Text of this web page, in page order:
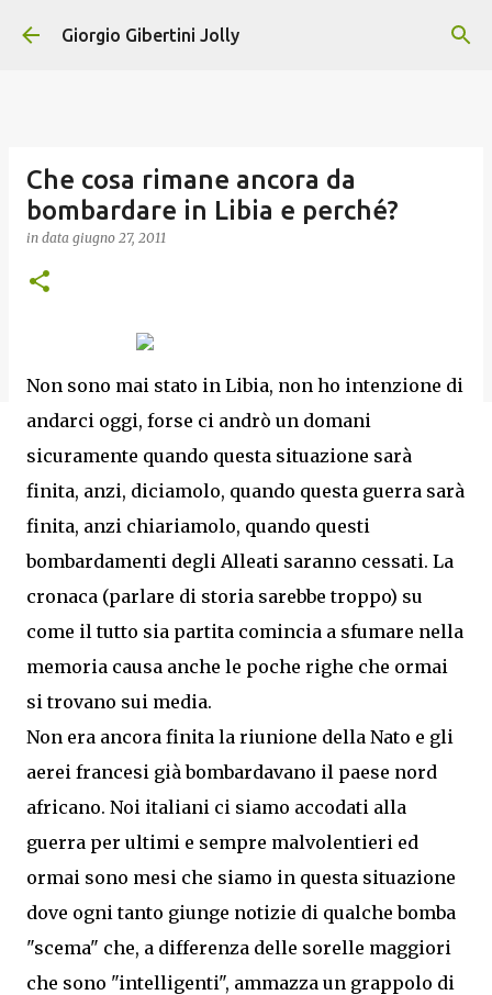
Passa ai contenuti principali
Giorgio Gibertini Jolly
Che cosa rimane ancora da
bombardare in Libia e perché?
in data giugno 27, 2011
Non sono mai stato in Libia, non ho intenzione di
andarci oggi, forse ci andrò un domani
sicuramente quando questa situazione sarà
finita, anzi, diciamolo, quando questa guerra sarà
finita, anzi chiariamolo, quando questi
bombardamenti degli Alleati saranno cessati. La
cronaca (parlare di storia sarebbe troppo) su
come il tutto sia partita comincia a sfumare nella
memoria causa anche le poche righe che ormai
si trovano sui media.
Non era ancora finita la riunione della Nato e gli
aerei francesi già bombardavano il paese nord
africano. Noi italiani ci siamo accodati alla
guerra per ultimi e sempre malvolentieri ed
ormai sono mesi che siamo in questa situazione
dove ogni tanto giunge notizie di qualche bomba
"scema" che, a differenza delle sorelle maggiori
che sono "intelligenti", ammazza un grappolo di